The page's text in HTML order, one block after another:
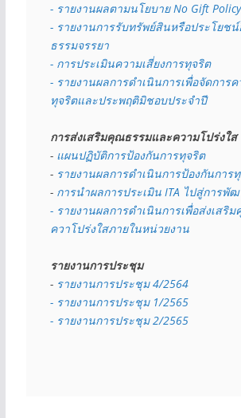
- รายงานผลตามนโยบาย No Gift Policy
- รายงานการรับทรัพย์สินหรือประโยช
ธรรมจรรยา
- การประเมินความเสี่ยงการทุจริต
- รายงานผลการดำเนินการเพื่อจัดการค
ทุจริตและประพฤติมิชอบประจำปี
การส่งเสริมคุณธรรมและความโปร่งใส
- แผนปฏิบัติการป้องกันการทุจริต
- รายงานผลการดำเนินการป้องกันการ
- การนำผลการประเมิน ITA ไปสู่การพั
- รายงานผลการดำเนินการเพื่อส่งเสริ
ควาโปร่งใสภายในหน่วยงาน
รายงานการประชุม
- รายงานการประชุม 4/2564
- รายงานการประชุม 1/2565
- รายงานการประชุม 2/2565